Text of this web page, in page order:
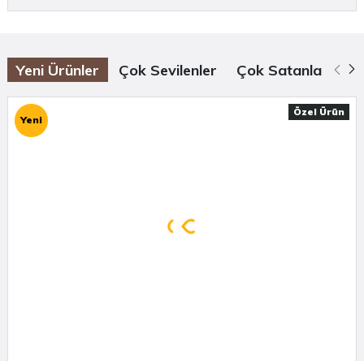
biçimlenmesindeki temel etkenleri okuyucuya
Arkeolojiye dair daha fazla içerik için
Arkhe Arkeoloji Dergisi
Yeni Ürünler Çok Sevilenler Çok Satanlar
Özel Ürün
Yeni